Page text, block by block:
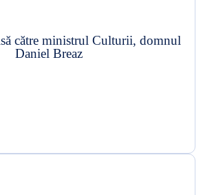
către ministrul Culturii, domnul
Daniel Breaz